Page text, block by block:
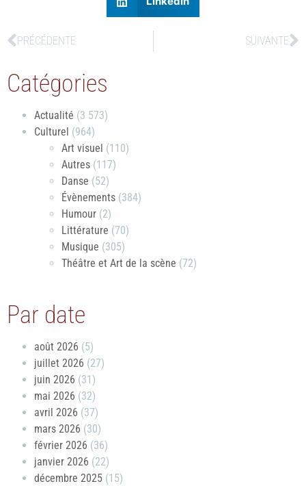
PRÉCÉDENTE SUIVANTE
Catégories
Actualité (3 573)
Culturel (964)
Art visuel (110)
Autres (117)
Danse (52)
Évènements (384)
Humour (2)
Littérature (70)
Musique (305)
Théâtre et Art de la scène (72)
Par date
août 2026 (5)
juillet 2026 (27)
juin 2026 (31)
mai 2026 (32)
avril 2026 (37)
mars 2026 (30)
février 2026 (36)
janvier 2026 (22)
décembre 2025 (15)